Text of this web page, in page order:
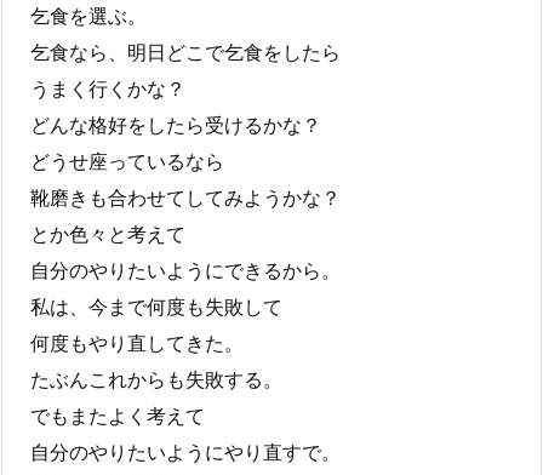
乞食を選ぶ。
乞食なら、明日どこで乞食をしたら
うまく行くかな？
どんな格好をしたら受けるかな？
どうせ座っているなら
靴磨きも合わせてしてみようかな？
とか色々と考えて
自分のやりたいようにできるから。
私は、今まで何度も失敗して
何度もやり直してきた。
たぶんこれからも失敗する。
でもまたよく考えて
自分のやりたいようにやり直すで。